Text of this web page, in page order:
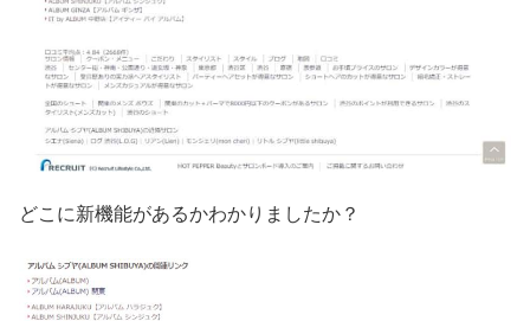
どこに新機能があるかわかりましたか？